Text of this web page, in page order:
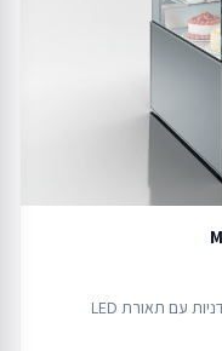
קונטר למוצרי קונדיטוריה, מיועד להצגה במעדניות עם תאורת LED